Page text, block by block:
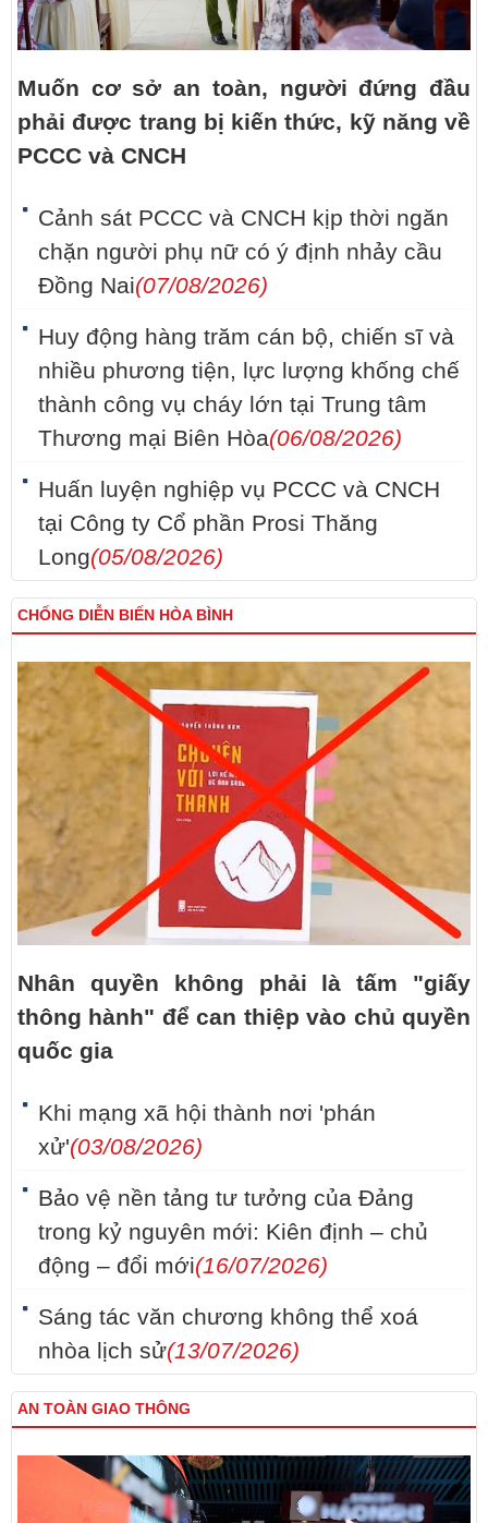
Muốn cơ sở an toàn, người đứng đầu
phải được trang bị kiến thức, kỹ năng về
PCCC và CNCH
Cảnh sát PCCC và CNCH kịp thời ngăn
chặn người phụ nữ có ý định nhảy cầu
Đồng Nai(07/08/2026)
Huy động hàng trăm cán bộ, chiến sĩ và
nhiều phương tiện, lực lượng khống chế
thành công vụ cháy lớn tại Trung tâm
Thương mại Biên Hòa(06/08/2026)
Huấn luyện nghiệp vụ PCCC và CNCH
tại Công ty Cổ phần Prosi Thăng
Long(05/08/2026)
CHỐNG DIỄN BIẾN HÒA BÌNH
Nhân quyền không phải là tấm "giấy
thông hành" để can thiệp vào chủ quyền
quốc gia
Khi mạng xã hội thành nơi 'phán
xử'(03/08/2026)
Bảo vệ nền tảng tư tưởng của Đảng
trong kỷ nguyên mới: Kiên định – chủ
động – đổi mới(16/07/2026)
Sáng tác văn chương không thể xoá
nhòa lịch sử(13/07/2026)
AN TOÀN GIAO THÔNG